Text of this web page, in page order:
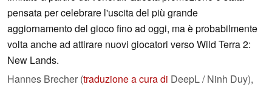
pensata per celebrare l'uscita del più grande
aggiornamento del gioco fino ad oggi, ma è probabilmente
volta anche ad attirare nuovi giocatori verso Wild Terra 2:
New Lands.
Hannes Brecher (traduzione a cura di DeepL / Ninh Duy),